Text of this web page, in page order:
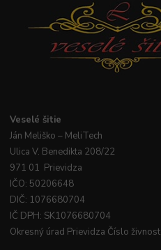
Veselé šitie
Ján Meliško – MeliTech
Ulica V. Benedikta 208/22
971 01 Prievidza
IČO: 50206648
DIČ: 1076680704
IČ DPH: SK1076680704
Okresný úrad Prievidza Číslo